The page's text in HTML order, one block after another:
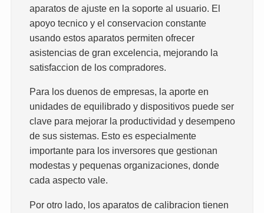
aparatos de ajuste en la soporte al usuario. El
apoyo tecnico y el conservacion constante
usando estos aparatos permiten ofrecer
asistencias de gran excelencia, mejorando la
satisfaccion de los compradores.
Para los duenos de empresas, la aporte en
unidades de equilibrado y dispositivos puede ser
clave para mejorar la productividad y desempeno
de sus sistemas. Esto es especialmente
importante para los inversores que gestionan
modestas y pequenas organizaciones, donde
cada aspecto vale.
Por otro lado, los aparatos de calibracion tienen